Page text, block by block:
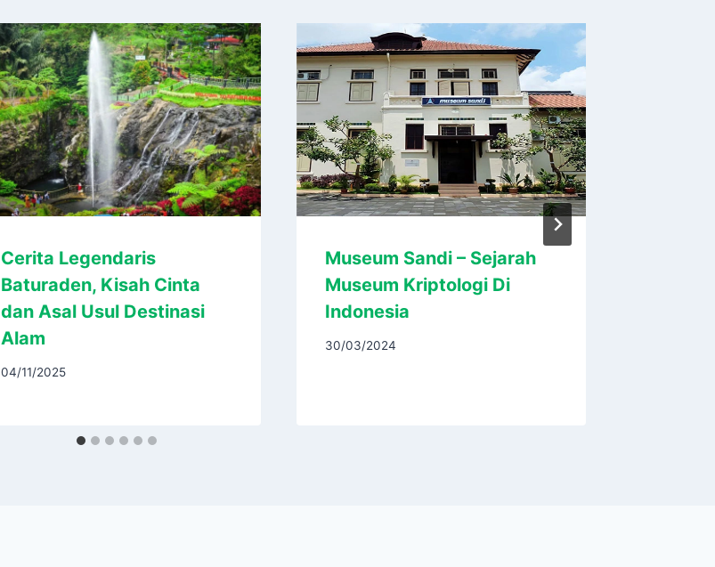
Cerita Legendaris
Baturaden, Kisah Cinta
dan Asal Usul Destinasi
Alam
04/11/2025
Museum Sandi – Sejarah
Museum Kriptologi Di
Indonesia
30/03/2024